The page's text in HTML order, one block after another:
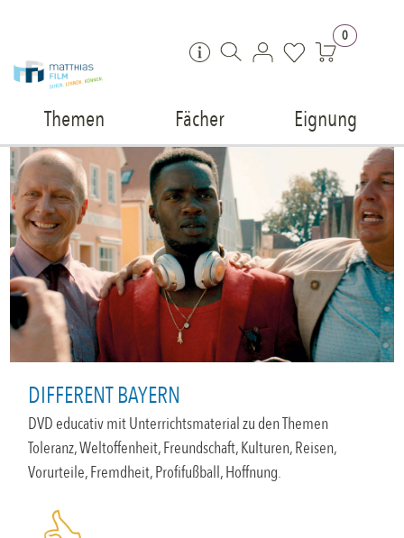
0
Themen Fächer Eignung
DIFFERENT BAYERN
DVD educativ mit Unterrichtsmaterial zu den Themen
Toleranz, Weltoffenheit, Freundschaft, Kulturen, Reisen,
Vorurteile, Fremdheit, Profifußball, Hoffnung.